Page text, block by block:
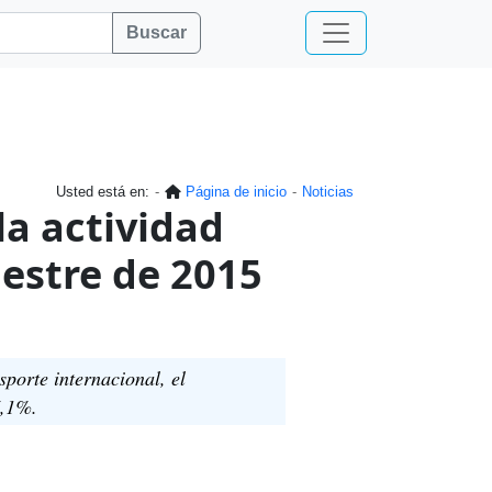
Buscar
Usted está en: Página de inicio Noticias
actividad
de 2015
internacional, el